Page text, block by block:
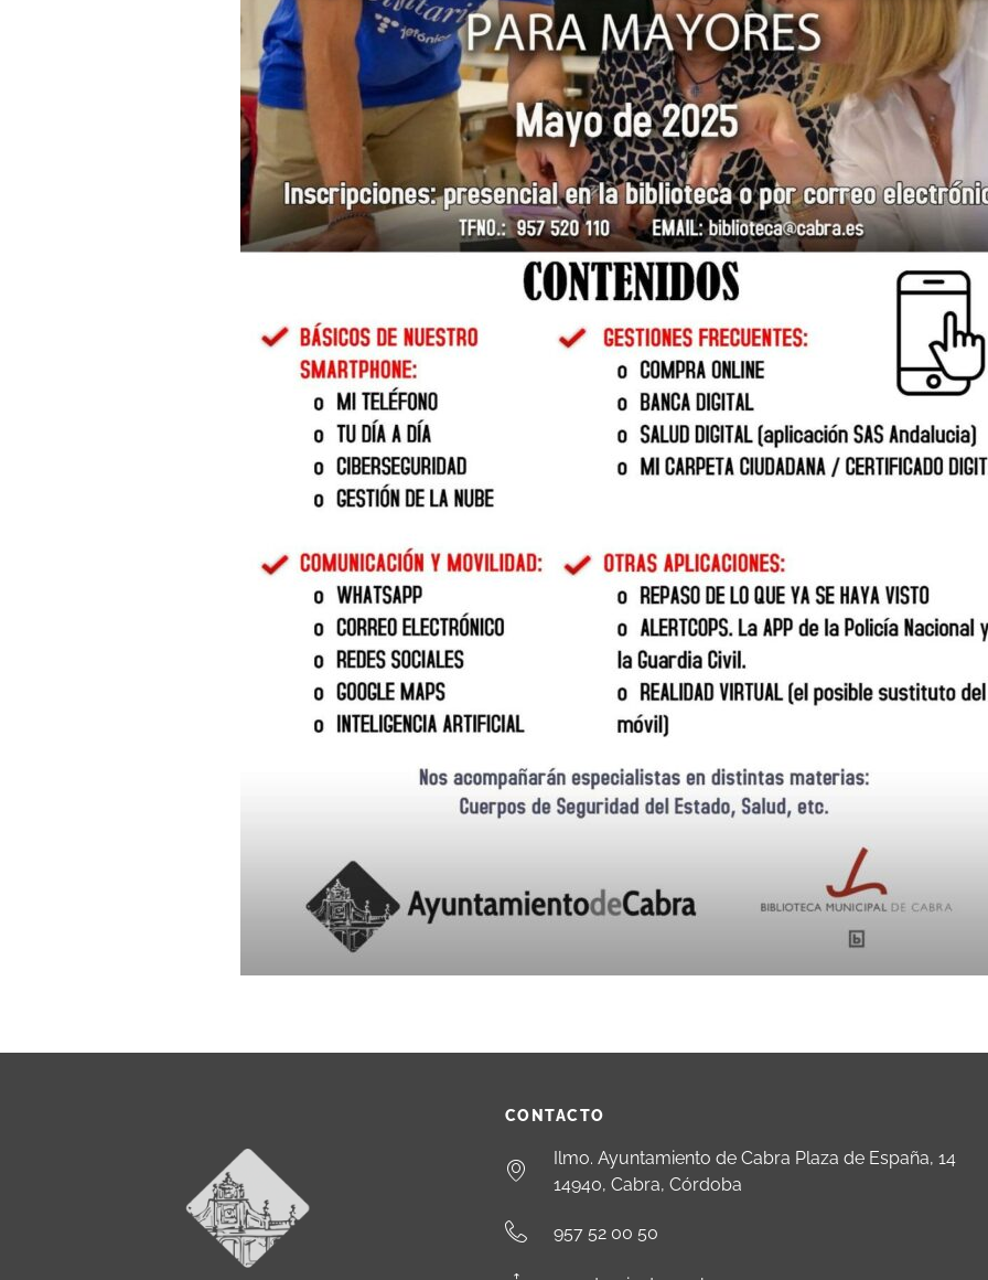
CONTACTO
Ilmo. Ayuntamiento de Cabra Plaza de España, 14
14940, Cabra, Córdoba
957 52 00 50